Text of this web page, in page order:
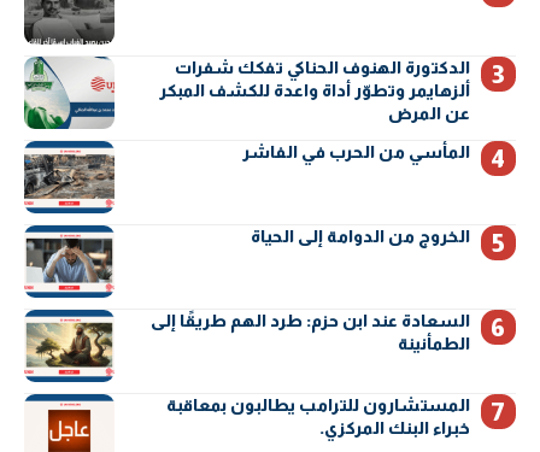
الدكتورة الهنوف الحناكي تفكك شفرات
ألزهايمر وتطوّر أداة واعدة للكشف المبكر
عن المرض
المأسي من الحرب في الفاشر
الخروج من الدوامة إلى الحياة
السعادة عند ابن حزم: طرد الهم طريقًا إلى
الطمأنينة
المستشارون للترامب يطالبون بمعاقبة
خبراء البنك المركزي.